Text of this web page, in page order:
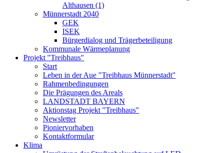
Althausen (1)
Münnerstadt 2040
GEK
ISEK
Bürgerdialog und Trägerbeteiligung
Kommunale Wärmeplanung
Projekt "Treibhaus"
Start
Leben in der Aue "Treibhaus Münnerstadt"
Rahmenbedingungen
Die Prägungen des Areals
LANDSTADT BAYERN
Aktionstag Projekt "Treibhaus"
Newsletter
Pioniervorhaben
Kontaktformular
Klima